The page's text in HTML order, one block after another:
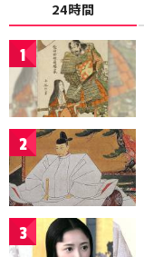
24時間
1
2
3